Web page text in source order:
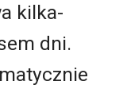
kilka-
dni.